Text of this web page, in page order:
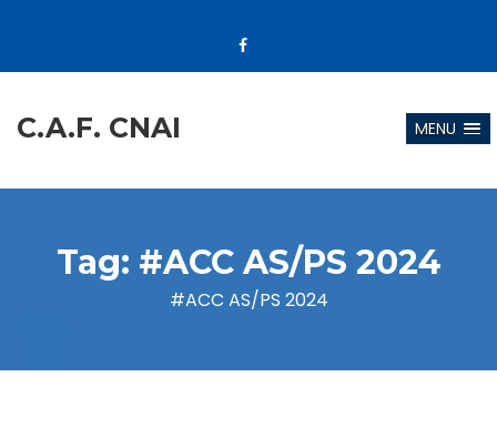
C.A.F. CNAI MENU
Tag: #ACC AS/PS 2024
#ACC AS/PS 2024